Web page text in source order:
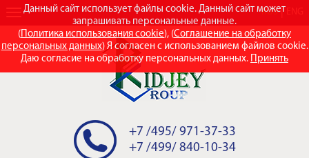
Данный сайт использует файлы cookie. Данный сайт может
запрашивать персональные данные.
(Политика использования cookie), (Соглашение на обработку
персональных данных) Я согласен с использованием файлов cookie.
Даю согласие на обработку персональных данных. Принять
RUS
+7 /495/ 971-37-33
+7 /499/ 840-10-34